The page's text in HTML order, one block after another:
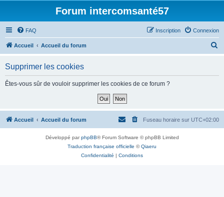
Forum intercomsanté57
FAQ Connexion
Inscription
Accueil Accueil du forum
h
Supprimer les cookies
Êtes-vous sûr de vouloir supprimer les cookies de ce forum ?
Accueil Accueil du forum Fuseau horaire sur UTC+02:00
Développé parphpBB® Forum Software © phpBB Limited
Traduction française officielle ©Qiaeru
Confidentialité | Conditions